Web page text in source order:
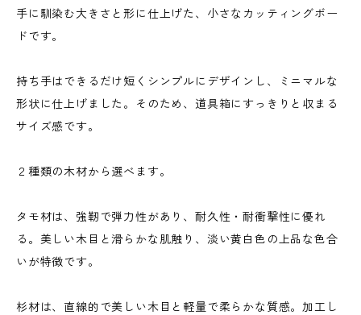
手に馴染む大きさと形に仕上げた、小さなカッティングボー
ドです。
持ち手はできるだけ短くシンプルにデザインし、ミニマルな
形状に仕上げました。そのため、道具箱にすっきりと収まる
サイズ感です。
２種類の木材から選べます。
タモ材は、強靭で弾力性があり、耐久性・耐衝撃性に優れ
る。美しい木目と滑らかな肌触り、淡い黄白色の上品な色合
いが特徴です。
杉材は、直線的で美しい木目と軽量で柔らかな質感。加工し